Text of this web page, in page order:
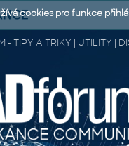
- TIPY A TRIKY | UTILITY |
cookies pro funkce